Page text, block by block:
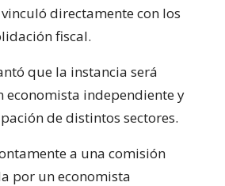
directamente con los
fiscal.
que la instancia será
economista independiente y
de distintos sectores.
a una comisión
por un economista